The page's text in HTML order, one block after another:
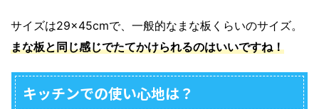
サイズは29×45cmで、一般的なまな板くらいのサイズ。
まな板と同じ感じでたてかけられるのはいいですね！
キッチンでの使い心地は？